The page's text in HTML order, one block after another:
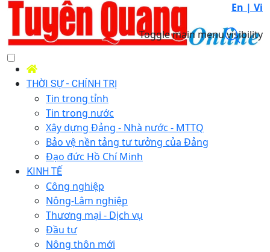
En | Vi
Toggle main menu visibility
THỜI SỰ - CHÍNH TRỊ
Tin trong tỉnh
Tin trong nước
Xây dựng Đảng - Nhà nước - MTTQ
Bảo vệ nền tảng tư tưởng của Đảng
Đạo đức Hồ Chí Minh
KINH TẾ
Công nghiệp
Nông-Lâm nghiệp
Thương mại - Dịch vụ
Đầu tư
Nông thôn mới